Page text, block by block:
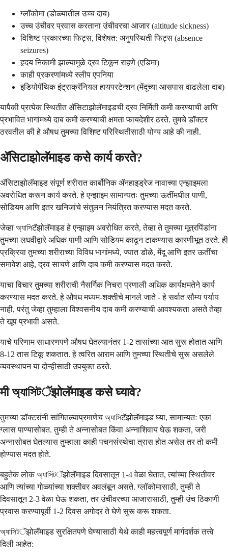
ग्लॉकोमा (डोळ्यातील उच्च दाब)
उच्च उंचीवर प्रवास करताना उंचीवरचा आजार (altitude sickness)
विशिष्ट प्रकारच्या फिट्स, विशेषत: अनुपस्थिती फिट्स (absence
seizures)
हृदय निकामी झाल्यामुळे द्रव टिकून राहणे (एडिमा)
काही प्रकरणांमध्ये स्लीप एपनिया
इडियोपॅथिक इंट्राक्रॅनियल हायपरटेन्शन (मेंदूच्या आसपास वाढलेला दाब)
यापैकी प्रत्येक स्थितीत ॲसिटाझोलॅमाइडची द्रव निर्मिती कमी करण्याची आणि
प्रभावित भागांमध्ये दाब कमी करण्याची क्षमता फायदेशीर ठरते. तुमचे डॉक्टर
ठरवतील की हे औषध तुमच्या विशिष्ट परिस्थितीसाठी योग्य आहे की नाही.
ॲसिटाझोलॅमाइड कसे कार्य करते?
ॲसिटाझोलॅमाइड संपूर्ण शरीरात कार्बोनिक ॲनहाइड्रेज नावाच्या एन्झाइमला
अवरोधित करून कार्य करते. हे एन्झाइम सामान्यतः तुमच्या ऊतींमधील पाणी,
सोडियम आणि इतर खनिजांचे संतुलन नियंत्रित करण्यास मदत करते.
जेव्हा অ্যাসিटॅझोलॅमाइड हे एन्झाइम अवरोधित करते, तेव्हा ते तुमच्या मूत्रपिंडांना
तुमच्या लघवीद्वारे अधिक पाणी आणि सोडियम काढून टाकण्यास कारणीभूत ठरते. ही
प्रक्रिया तुमच्या शरीराच्या विविध भागांमध्ये, ज्यात डोळे, मेंदू आणि इतर ऊतींचा
समावेश आहे, द्रव साचणे आणि दाब कमी करण्यास मदत करते.
याचा विचार तुमच्या शरीराची नैसर्गिक निचरा प्रणाली अधिक कार्यक्षमतेने कार्य
करण्यास मदत करते. हे औषध मध्यम-शक्तीचे मानले जाते - हे सर्वात सौम्य पर्याय
नाही, परंतु जेव्हा तुम्हाला विश्वसनीय दाब कमी करण्याची आवश्यकता असते तेव्हा
ते खूप प्रभावी असते.
याचे परिणाम साधारणपणे औषध घेतल्यानंतर 1-2 तासांच्या आत सुरू होतात आणि
8-12 तास टिकू शकतात. हे त्वरित आराम आणि तुमच्या स्थितीचे सुरू असलेले
व्यवस्थापन या दोन्हीसाठी उपयुक्त ठरते.
मी অ্যাসিটॅझोलॅमाइड कसे घ्यावे?
तुमच्या डॉक्टरांनी सांगितल्याप्रमाणेच অ্যাসিटॅझोलॅमाइड घ्या, सामान्यतः एका
ग्लास पाण्यासोबत. तुम्ही ते अन्नासोबत किंवा अन्नाशिवाय घेऊ शकता, जरी
अन्नासोबत घेतल्यास तुम्हाला काही पचनसंस्थेचा त्रास होत असेल तर तो कमी
होण्यास मदत होते.
बहुतेक लोक অ্যাসিটॅझोलॅमाइड दिवसातून 1-4 वेळा घेतात, त्यांच्या स्थितीवर
आणि त्यांच्या गोळ्यांच्या शक्तीवर अवलंबून असते. ग्लॉकोमासाठी, तुम्ही ते
दिवसातून 2-3 वेळा घेऊ शकता, तर उंचीवरच्या आजारासाठी, तुम्ही उंच ठिकाणी
प्रवास करण्यापूर्वी 1-2 दिवस अगोदर ते घेणे सुरू करू शकता.
অ্যাসিটॅझोलॅमाइड सुरक्षितपणे घेण्यासाठी येथे काही महत्त्वपूर्ण मार्गदर्शक तत्त्वे
दिली आहेत: